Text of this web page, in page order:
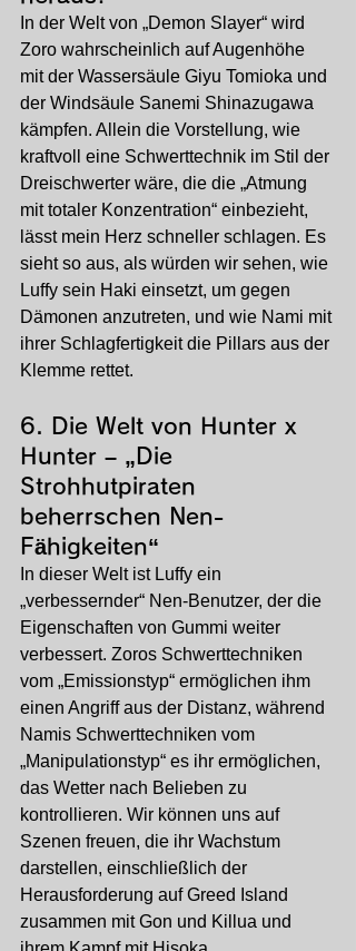
In der Welt von „Demon Slayer“ wird
Zoro wahrscheinlich auf Augenhöhe
mit der Wassersäule Giyu Tomioka und
der Windsäule Sanemi Shinazugawa
kämpfen. Allein die Vorstellung, wie
kraftvoll eine Schwerttechnik im Stil der
Dreischwerter wäre, die die „Atmung
mit totaler Konzentration“ einbezieht,
lässt mein Herz schneller schlagen. Es
sieht so aus, als würden wir sehen, wie
Luffy sein Haki einsetzt, um gegen
Dämonen anzutreten, und wie Nami mit
ihrer Schlagfertigkeit die Pillars aus der
Klemme rettet.
6.
Die Welt von Hunter x
Hunter – „Die
Strohhutpiraten
beherrschen Nen-
Fähigkeiten“
In dieser Welt ist Luffy ein
„verbessernder“ Nen-Benutzer, der die
Eigenschaften von Gummi weiter
verbessert. Zoros Schwerttechniken
vom „Emissionstyp“ ermöglichen ihm
einen Angriff aus der Distanz, während
Namis Schwerttechniken vom
„Manipulationstyp“ es ihr ermöglichen,
das Wetter nach Belieben zu
kontrollieren. Wir können uns auf
Szenen freuen, die ihr Wachstum
darstellen, einschließlich der
Herausforderung auf Greed Island
zusammen mit Gon und Killua und